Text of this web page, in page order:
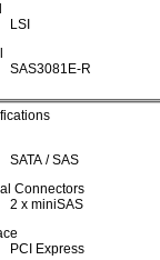
LSI
SAS3081E-R
SATA / SAS
Connectors
2 x miniSAS
PCI Express